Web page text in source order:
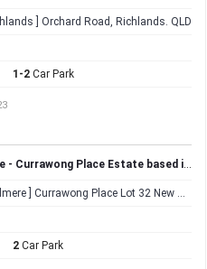
] Orchard Road, Richlands. QLD
1-2 Car Park
Estate based in Bellmere (Bluedog Property Group)
] Currawong Place Lot 32 New Road
2 Car Park